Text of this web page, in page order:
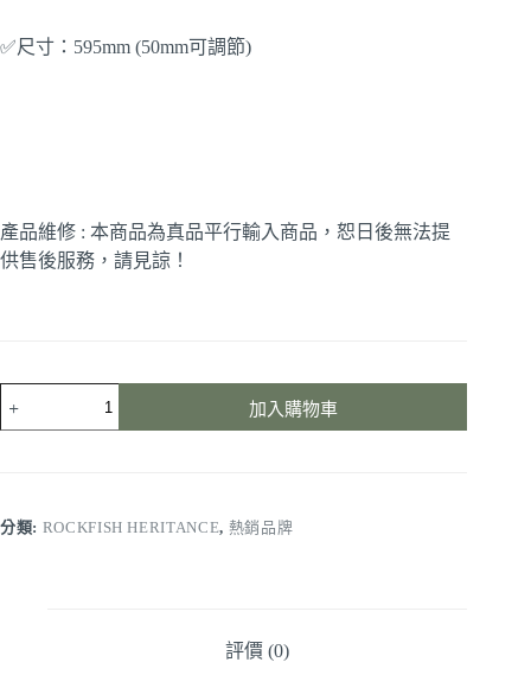
✅尺寸：595mm (50mm可調節)
產品維修 : 本商品為真品平行輸入商品，恕日後無法提
供售後服務，請見諒！
加入購物車
分類: ROCKFISH HERITANCE, 熱銷品牌
評價 (0)